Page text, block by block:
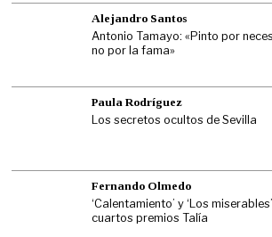
Alejandro Santos
Antonio Tamayo: «Pinto por
no por la fama»
Paula Rodríguez
Los secretos ocultos de Sevilla
Fernando Olmedo
‘Calentamiento’ y ‘Los
cuartos premios Talía